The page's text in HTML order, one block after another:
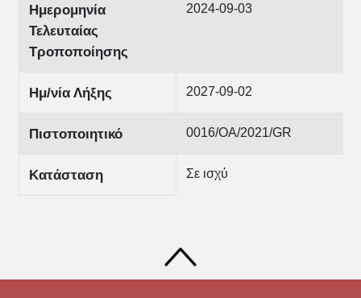
Ημερομηνία
Τελευταίας
Τροποποίησης
2024-09-03
Ημ/νία Λήξης 2027-09-02
Πιστοποιητικό 0016/ΟΑ/2021/GR
Κατάσταση Σε ισχύ